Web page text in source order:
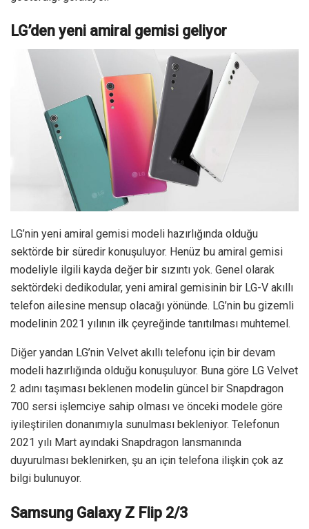
LG’den yeni amiral gemisi geliyor
LG’nin yeni amiral gemisi modeli hazırlığında olduğu
sektörde bir süredir konuşuluyor. Henüz bu amiral gemisi
modeliyle ilgili kayda değer bir sızıntı yok. Genel olarak
sektördeki dedikodular, yeni amiral gemisinin bir LG-V akıllı
telefon ailesine mensup olacağı yönünde. LG’nin bu gizemli
modelinin 2021 yılının ilk çeyreğinde tanıtılması muhtemel.
Diğer yandan LG’nin Velvet akıllı telefonu için bir devam
modeli hazırlığında olduğu konuşuluyor. Buna göre LG Velvet
2 adını taşıması beklenen modelin güncel bir Snapdragon
700 sersi işlemciye sahip olması ve önceki modele göre
iyileştirilen donanımıyla sunulması bekleniyor. Telefonun
2021 yılı Mart ayındaki Snapdragon lansmanında
duyurulması beklenirken, şu an için telefona ilişkin çok az
bilgi bulunuyor.
Samsung Galaxy Z Flip 2/3